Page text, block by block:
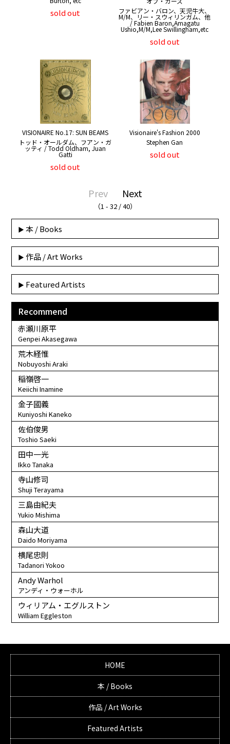
sold out
ファビアン・バロン、天児牛大、
M/M、リー・スウィリンガム、他
/ Fabien Baron,Amagatu
Ushio,M/M,Lee Swillingham,etc
sold out
VISIONAIRE No.17: SUN BEAMS
トッド・オールダム、フアン・ガ
ッティ / Todd Oldham, Juan
Gatti
sold out
Visionaire's Fashion 2000
Stephen Gan
sold out
Prev Next
（1 - 32 / 40）
本 / Books
作品 / Art Works
Featured Artists
Recommend
赤瀬川原平
Genpei Akasegawa
荒木経惟
Nobuyoshi Araki
稲嶺啓一
Keiichi Inamine
金子國義
Kuniyoshi Kaneko
佐伯俊男
Toshio Saeki
田中一光
Ikko Tanaka
寺山修司
Shuji Terayama
三島由紀夫
Yukio Mishima
森山大道
Daido Moriyama
横尾忠則
Tadanori Yokoo
Andy Warhol
アンディ・ウォーホル
ウィリアム・エグルストン
William Eggleston
HOME
本 / Books
作品 / Art Works
Featured Artists